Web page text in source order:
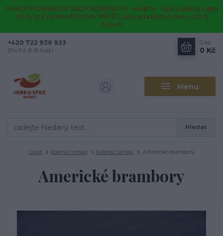
!!!!AKCE!!!! DÁRKOVÉ SADY KOŘENÍ Gril · Healthy · Spicy běžná cena
–25 % SLEVA KAMPOTSKÝ PEPŘ Celá řada běžná cena –20 %
SLEVA
Menu
Hledat
+420 722 936 923
(Po-Pá, 8-16 hod.)
0 ks
0 Kč
Úvod Kořenící směsi Kořenící směsi Americké brambory
Americké brambory